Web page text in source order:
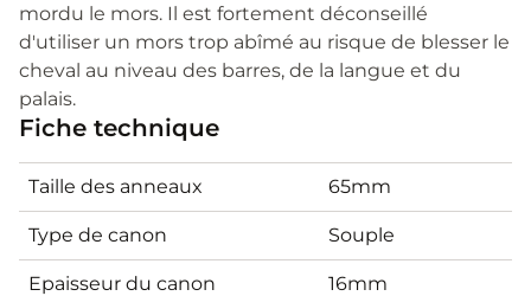
mordu le mors. Il est fortement déconseillé
d'utiliser un mors trop abîmé au risque de blesser le
cheval au niveau des barres, de la langue et du
palais.
Fiche technique
Taille des anneaux 65mm
Type de canon Souple
Epaisseur du canon 16mm